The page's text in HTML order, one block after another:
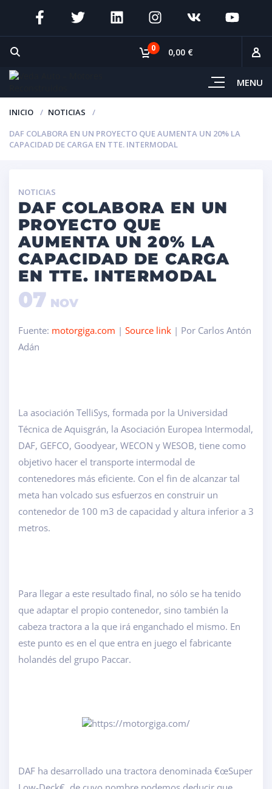
MENU
0 0,00 €
INICIO
NOTICIAS
DAF COLABORA EN UN PROYECTO QUE AUMENTA UN 20% LA
CAPACIDAD DE CARGA EN TTE. INTERMODAL
NOTICIAS
DAF COLABORA EN UN
PROYECTO QUE
AUMENTA UN 20% LA
CAPACIDAD DE CARGA
EN TTE. INTERMODAL
07 NOV
Fuente: motorgiga.com | Source link | Por Carlos Antón
Adán
La asociación TelliSys, formada por la Universidad
Técnica de Aquisgrán, la Asociación Europea Intermodal,
DAF, GEFCO, Goodyear, WECON y WESOB, tiene como
objetivo hacer el transporte intermodal de
contenedores más eficiente. Con el fin de alcanzar tal
meta han volcado sus esfuerzos en construir un
contenedor de 100 m3 de capacidad y altura inferior a 3
metros.
Para llegar a este resultado final, no sólo se ha tenido
que adaptar el propio contenedor, sino también la
cabeza tractora a la que irá enganchado el mismo. En
este punto es en el que entra en juego el fabricante
holandés del grupo Paccar.
DAF ha desarrollado una tractora denominada €œSuper